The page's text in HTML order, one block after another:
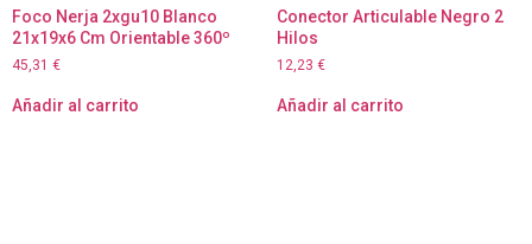
Foco Nerja 2xgu10 Blanco
21x19x6 Cm Orientable 360º
45,31 €
Añadir al carrito
Conector Articulable Negro 2
Hilos
12,23 €
Añadir al carrito